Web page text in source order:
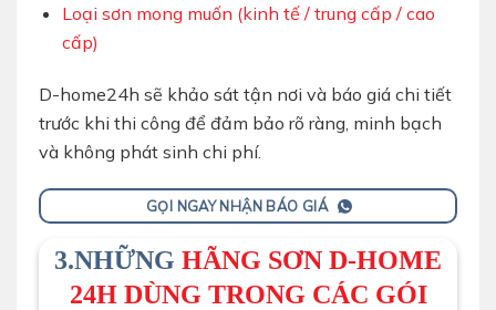
Loại sơn mong muốn (kinh tế / trung cấp / cao
cấp)
D-home24h sẽ khảo sát tận nơi và báo giá chi tiết
trước khi thi công để đảm bảo rõ ràng, minh bạch
và không phát sinh chi phí.
GỌI NGAY NHẬN BÁO GIÁ
3.NHỮNG HÃNG SƠN D-HOME
24H DÙNG TRONG CÁC GÓI